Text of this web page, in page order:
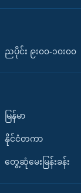
ညပိုင်း ၉း၀၀-၁၀း၀၀
မြန်မာ
နိုင်ငံတကာ
တွေ့ဆုံမေးမြန်းခန်း